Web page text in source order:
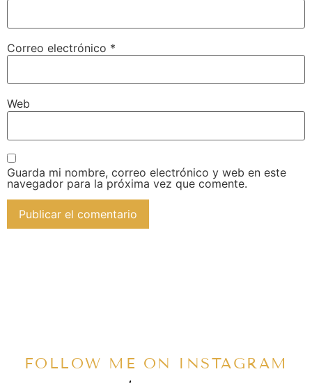
Correo electrónico *
Web
Guarda mi nombre, correo electrónico y web en este
navegador para la próxima vez que comente.
FOLLOW ME ON INSTAGRAM